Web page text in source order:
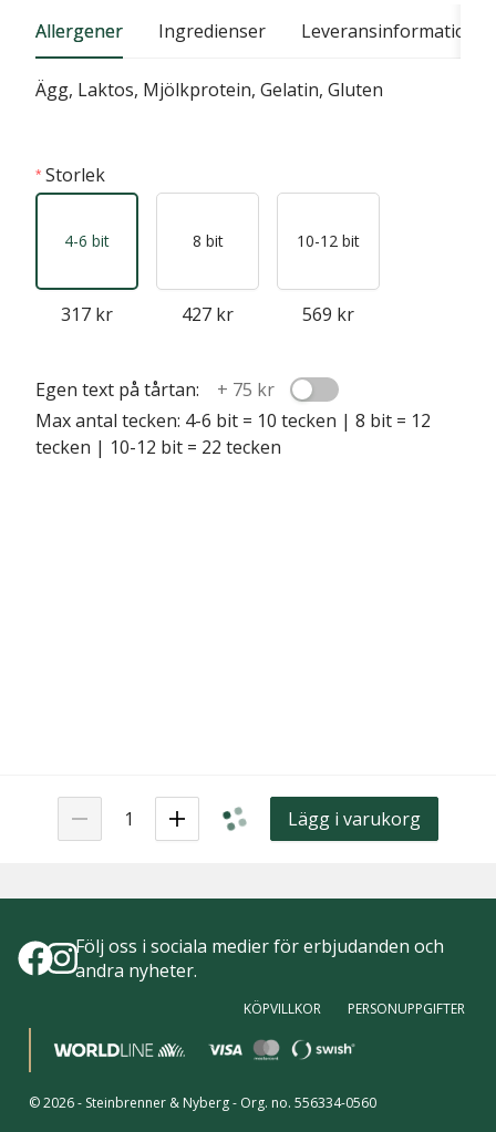
Allergener Ingredienser Leveransinformation
Ägg, Laktos, Mjölkprotein, Gelatin, Gluten
Storlek
4-6 bit
317 kr
8 bit
427 kr
10-12 bit
569 kr
Egen text på tårtan: + 75 kr
Max antal tecken: 4-6 bit = 10 tecken | 8 bit = 12
tecken | 10-12 bit = 22 tecken
Lägg i varukorg
Följ oss i sociala medier för erbjudanden och
andra nyheter.
KÖPVILLKOR PERSONUPPGIFTER
©2026- Steinbrenner & Nyberg- Org. no. 556334-0560